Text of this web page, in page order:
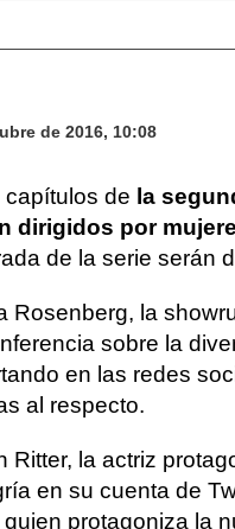
de 2016, 10:08
capítulos de la
dirigidos por
de la serie serán
Rosenberg, la
sobre la
en las redes
al respecto.
Ritter, la actriz
en su cuenta de
protagoniza la